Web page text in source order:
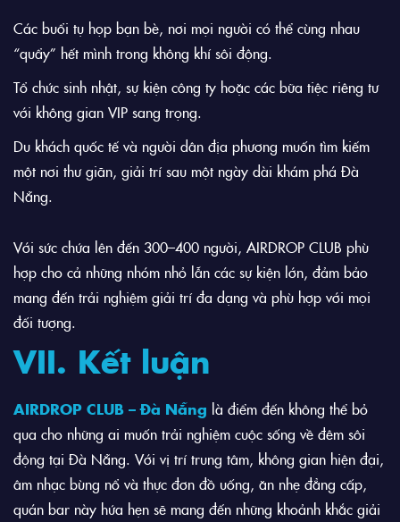
Các buổi tụ họp bạn bè, nơi mọi người có thể cùng nhau
“quẩy” hết mình trong không khí sôi động.
Tổ chức sinh nhật, sự kiện công ty hoặc các bữa tiệc riêng tư
với không gian VIP sang trọng.
Du khách quốc tế và người dân địa phương muốn tìm kiếm
một nơi thư giãn, giải trí sau một ngày dài khám phá Đà
Nẵng.
Với sức chứa lên đến 300–400 người, AIRDROP CLUB phù
hợp cho cả những nhóm nhỏ lẫn các sự kiện lớn, đảm bảo
mang đến trải nghiệm giải trí đa dạng và phù hợp với mọi
đối tượng.
VII. Kết luận
AIRDROP CLUB – Đà Nẵng là điểm đến không thể bỏ
qua cho những ai muốn trải nghiệm cuộc sống về đêm sôi
động tại Đà Nẵng. Với vị trí trung tâm, không gian hiện đại,
âm nhạc bùng nổ và thực đơn đồ uống, ăn nhẹ đẳng cấp,
quán bar này hứa hẹn sẽ mang đến những khoảnh khắc giải